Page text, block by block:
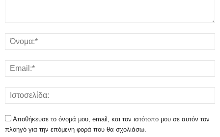
Αποθήκευσε το όνομά μου, email, και τον ιστότοπο μου σε αυτόν τον
πλοηγό για την επόμενη φορά που θα σχολιάσω.